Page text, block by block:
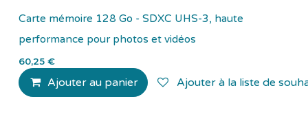
Carte mémoire 128 Go - SDXC UHS-3, haute
performance pour photos et vidéos
60,25 €
Ajouter au panier Ajouter à la liste de